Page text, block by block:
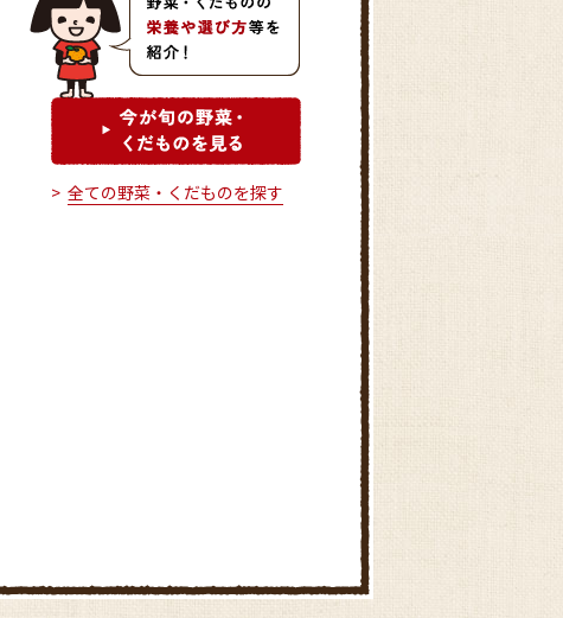
グリーン・マルシェ
全ての野菜・くだものを探す